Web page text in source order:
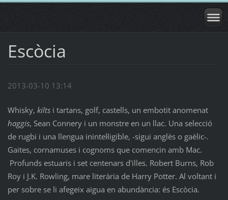
Escòcia
2013-03-10 13:14
Whisky, kiltsi tartans, golf, castells, un embotit anomenat
haggis, Sean Connery i un monstre en un llac. Una selecció
de rugbi i una llengua inintel·ligible, -sigui anglès o gaèlic-.
Gaites, cornamuses i cognoms que comencin amb Mac.
Profunds estuaris i set centenars d'illes. Robert Burns, Rob
Roy i J.K. Rowling, mare literària de Harry Potter. Al voltant i
per sobre se li afegeix aigua en abundància: és Escòcia.